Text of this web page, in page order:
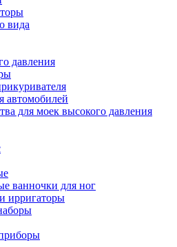
вида
давления
автомобилей
для моек высокого давления
ванночки для ног
ирригаторы